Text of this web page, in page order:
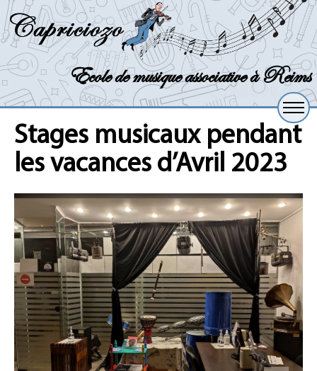
Ecole de musique associative à Reims
Stages musicaux pendant
les vacances d’Avril 2023